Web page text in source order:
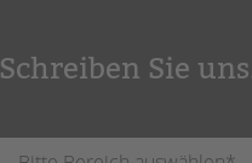
Schreiben Sie